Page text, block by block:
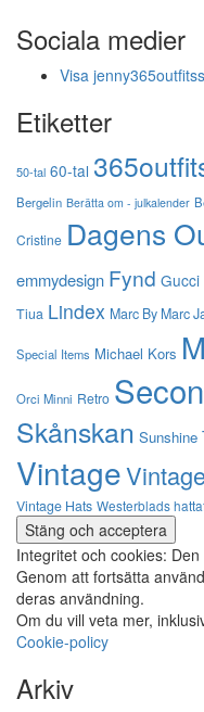
Sociala medier
Visa
Etiketter
50-tal 60-tal
Bergelin Berätta om - julkalender
Cristine Dagens
emmydesign Fynd Gucci
Tiua Lindex Marc By Marc
Special Items Michael Kors
Orci Minni Retro
Skånskan Sunshine
Vintage
Vintage Hats Westerblads
Integritet och cookies:
Genom att fortsätta
deras användning.
Om du vill veta mer,
Cookie-policy
Arkiv